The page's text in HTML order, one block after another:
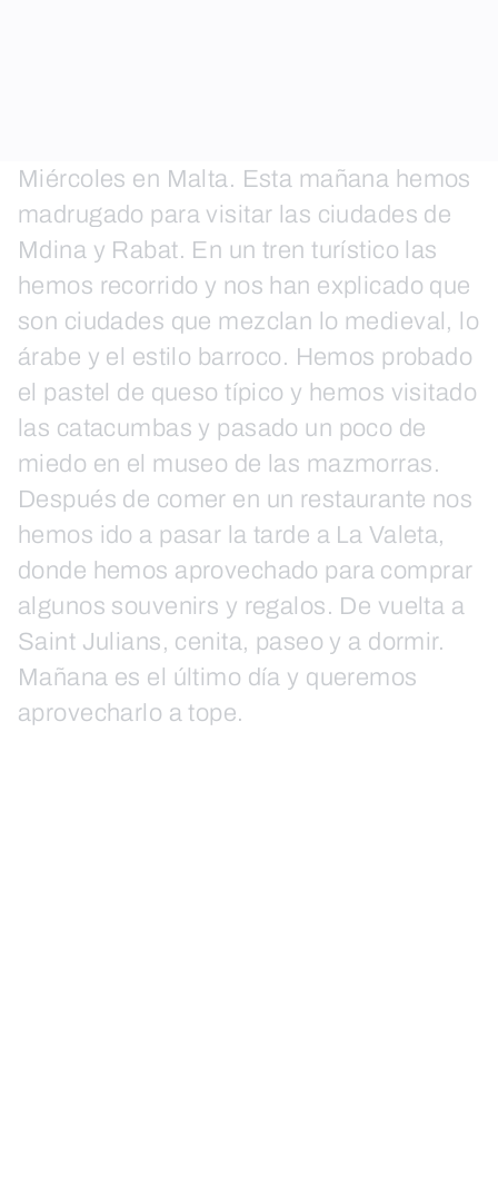
Miércoles en Malta. Esta mañana hemos
madrugado para visitar las ciudades de
Mdina y Rabat. En un tren turístico las
hemos recorrido y nos han explicado que
son ciudades que mezclan lo medieval, lo
árabe y el estilo barroco. Hemos probado
el pastel de queso típico y hemos visitado
las catacumbas y pasado un poco de
miedo en el museo de las mazmorras.
Después de comer en un restaurante nos
hemos ido a pasar la tarde a La Valeta,
donde hemos aprovechado para comprar
algunos souvenirs y regalos. De vuelta a
Saint Julians, cenita, paseo y a dormir.
Mañana es el último día y queremos
aprovecharlo a tope.